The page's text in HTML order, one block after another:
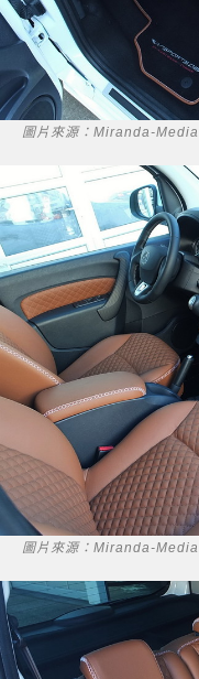
圖片來源：Miranda-Media
圖片來源：Miranda-Media